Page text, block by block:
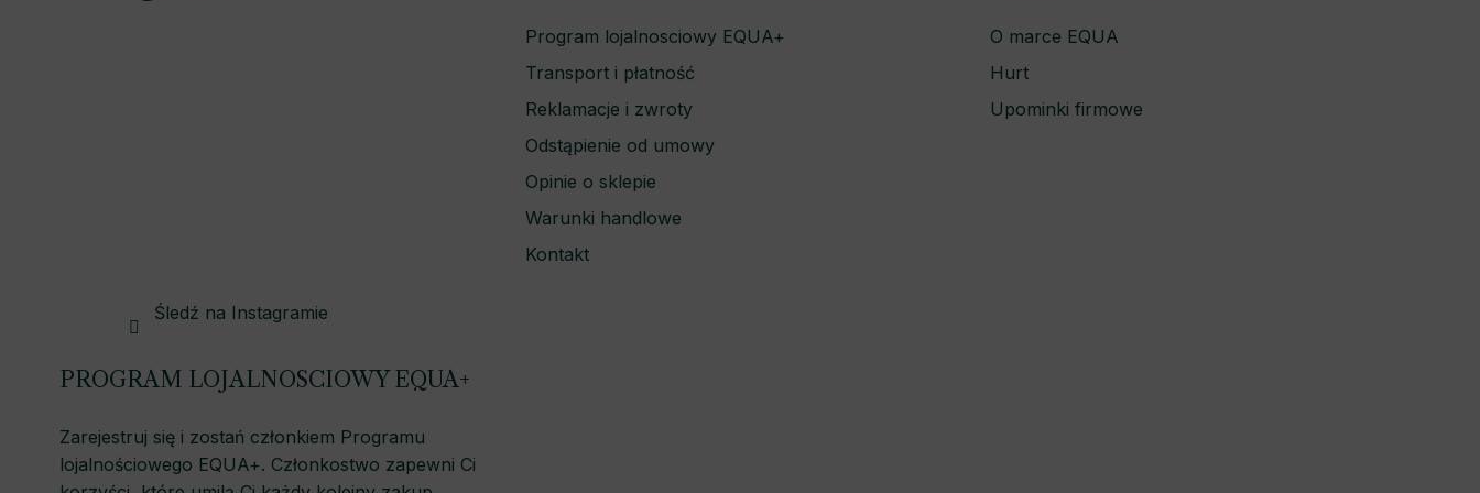
Śledź na Instagramie
Program lojalnosciowy EQUA+
Transport i płatność
Reklamacje i zwroty
Odstąpienie od umowy
Opinie o sklepie
Warunki handlowe
Kontakt
O marce EQUA
Hurt
Upominki firmowe
PROGRAM LOJALNOSCIOWY EQUA+
Zarejestruj się i zostań członkiem Programu
lojalnościowego EQUA+. Członkostwo zapewni Ci